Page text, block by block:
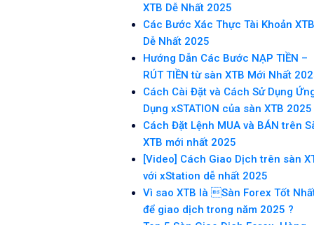
XTB Dễ Nhất 2025
Các Bước Xác Thực Tài Khoản XTB
Dễ Nhất 2025
Hướng Dẫn Các Bước NẠP TIỀN –
RÚT TIỀN từ sàn XTB Mới Nhất
Cách Cài Đặt và Cách Sử Dụng
Dụng xSTATION của sàn XTB 2025
Cách Đặt Lệnh MUA và BÁN trên
XTB mới nhất 2025
[Video] Cách Giao Dịch trên sàn
với xStation dễ nhất 2025
Vì sao XTB là Sàn Forex Tốt
để giao dịch trong năm 2025 ?